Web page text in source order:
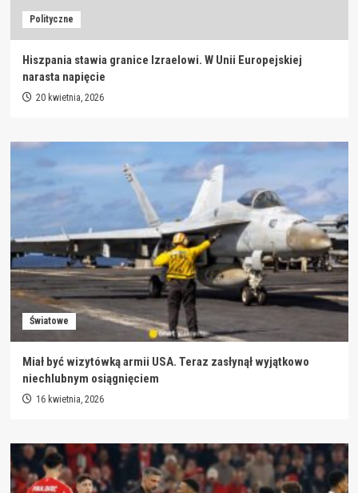
Polityczne
Hiszpania stawia granice Izraelowi. W Unii Europejskiej
narasta napięcie
20 kwietnia, 2026
Światowe
Miał być wizytówką armii USA. Teraz zasłynął wyjątkowo
niechlubnym osiągnięciem
16 kwietnia, 2026